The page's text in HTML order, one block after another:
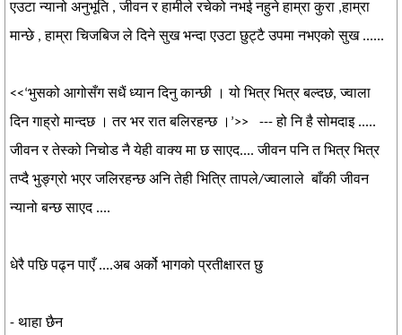
एउटा न्यानो अनुभूति , जीवन र हामीले रचेको नभई नहुने हाम्रा कुरा ,हाम्रा
मान्छे , हाम्रा चिजबिज ले दिने सुख भन्दा एउटा छुट्टै उपमा नभएको सुख ......
<<‘भुसको आगोसँग सधैं ध्यान दिनु कान्छी । यो भित्र भित्र बल्दछ, ज्वाला
दिन गाह्रो मान्दछ । तर भर रात बलिरहन्छ ।’>> --- हो नि है सोमदाइ .....
जीवन र तेस्को निचोड नै येही वाक्य मा छ साएद.... जीवन पनि त भित्र भित्र
तप्दै भुङ्ग्रो भएर जलिरहन्छ अनि तेही भित्रि तापले/ज्वालाले बाँकी जीवन
न्यानो बन्छ साएद ....
धेरै पछि पढ्न पाएँ ....अब अर्को भागको प्रतीक्षारत छु
- थाहा छैन